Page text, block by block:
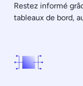
Restez informé
tableaux de bord,